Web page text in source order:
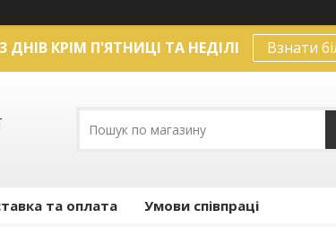
КРІМ П'ЯТНИЦІ ТА НЕДІЛІ Взнати
та оплата Умови співпраці